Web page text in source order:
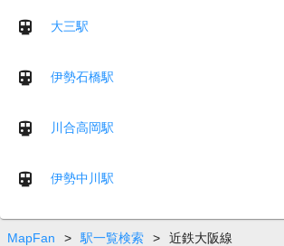
大三駅
伊勢石橋駅
川合高岡駅
伊勢中川駅
MapFan > 駅一覧検索 > 近鉄大阪線